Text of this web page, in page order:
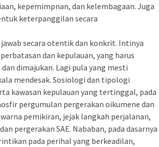
kepemimpnan, dan kelembagaan. Juga
keterpanggilan secara
secara otentik dan konkrit. Intinya
dan kepulauan, yang harus
dimajukan. Lagi pula yang mesti
mendesak. Sosiologi dan tipologi
kawasan kepulauan yang tertinggal, pada
pergumulan pergerakan oikumene dan
pemikiran, jejak langkah perjalanan,
pergerakan SAE. Nababan, pada dasarnya
pada perihal yang berkeadilan,